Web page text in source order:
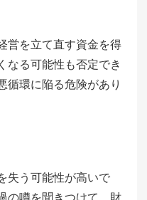
営を立て直す資金を得
なる可能性も否定でき
循環に陥る危険があり
失う可能性が高いで